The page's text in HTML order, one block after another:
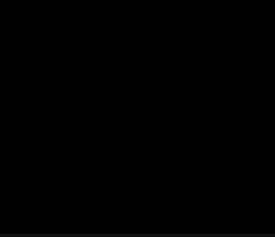
| Oyunlarda Gelişmiş